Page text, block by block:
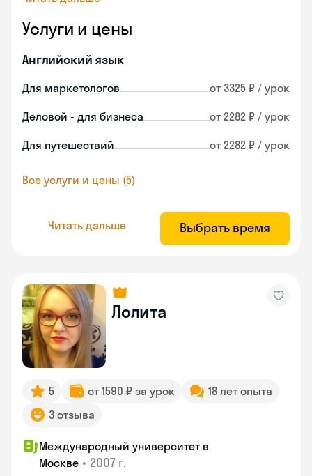
Услуги и цены
Английский язык
Для маркетологов от 3325 ₽ / урок
Деловой - для бизнеса от 2282 ₽ / урок
Для путешествий от 2282 ₽ / урок
Все услуги и цены (5)
Читать дальше Выбрать время
Лолита
5 от 1590 ₽ за урок
18 лет опыта
3 отзыва
Международный университет в
Москве • 2007 г.